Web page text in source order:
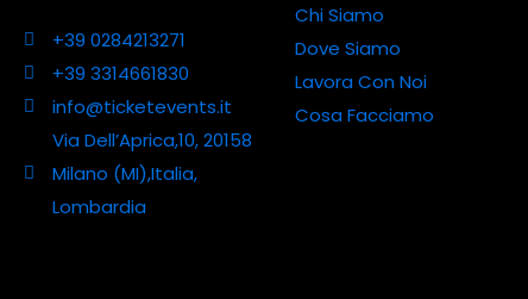
+39 0284213271
+39 3314661830
info@ticketevents.it
Via Dell’Aprica,10, 20158
Milano (MI),Italia,
Lombardia
Chi Siamo
Dove Siamo
Lavora Con Noi
Cosa Facciamo